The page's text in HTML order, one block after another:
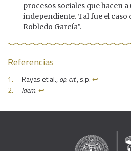
procesos sociales que hacen
independiente. Tal fue el caso
Robledo García”.
Referencias
Rayas et al.,op. cit., s.p.↩︎
Idem.↩︎